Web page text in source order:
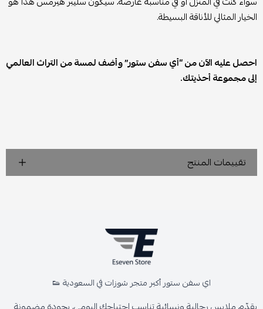
الخيار المثالي للأناقة البسيطة.
احصل عليه الآن من “أي سفن ستور” وأضف لمسة من التراث العالمي
إلى مجموعة أحذيتك.
تقييمات المنتج
اي سفن ستور أكبر متجر شوزات في السعودية 👟